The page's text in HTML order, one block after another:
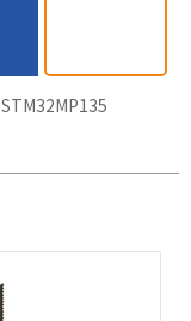
STM32MP135